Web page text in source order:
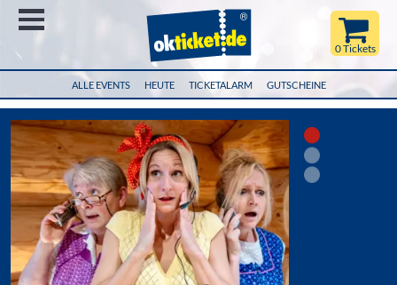
ALLE EVENTS HEUTE TICKETALARM GUTSCHEINE
0 Tickets